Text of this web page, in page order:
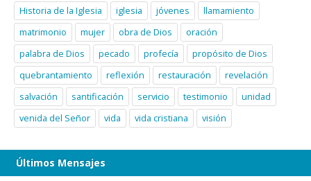
Historia de la Iglesia
iglesia jóvenes
llamamiento
matrimonio
mujer obra de Dios
oración
palabra de Dios
pecado profecía
propósito de Dios
quebrantamiento
reflexión restauración
revelación
salvación
santificación servicio testimonio
unidad
venida del Señor
vida vida cristiana visión
Últimos Mensajes